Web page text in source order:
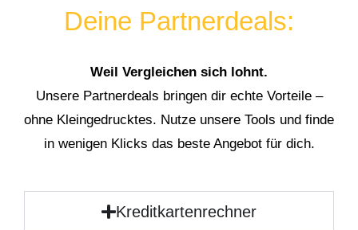
Deine Partnerdeals:
Weil Vergleichen sich lohnt.
Unsere Partnerdeals bringen dir echte Vorteile –
ohne Kleingedrucktes. Nutze unsere Tools und finde
in wenigen Klicks das beste Angebot für dich.
Kreditkartenrechner